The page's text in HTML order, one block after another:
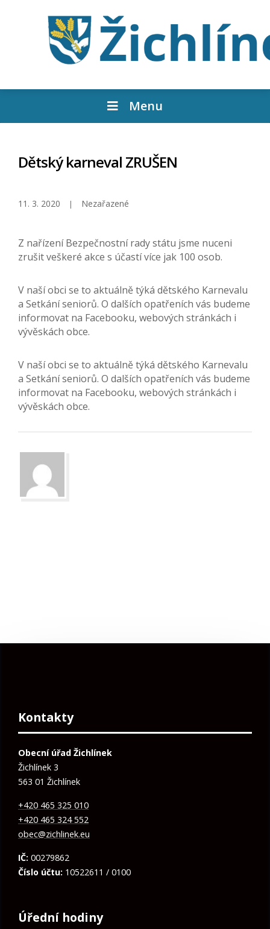
Menu
Dětský karneval ZRUŠEN
11. 3. 2020 Nezařazené
Z nařízení Bezpečnostní rady státu jsme nuceni
zrušit veškeré akce s účastí více jak 100 osob.
V naší obci se to aktuálně týká dětského Karnevalu
a Setkání seniorů. O dalších opatřeních vás budeme
informovat na Facebooku, webových stránkách i
vývěskách obce.
V naší obci se to aktuálně týká dětského Karnevalu
a Setkání seniorů. O dalších opatřeních vás budeme
informovat na Facebooku, webových stránkách i
vývěskách obce.
Kontakty
Obecní úřad Žichlínek
Žichlínek 3
563 01 Žichlínek
+420 465 325 010
+420 465 324 552
obec@zichlinek.eu
IČ: 00279862
Číslo účtu: 10522611 / 0100
Úřední hodiny